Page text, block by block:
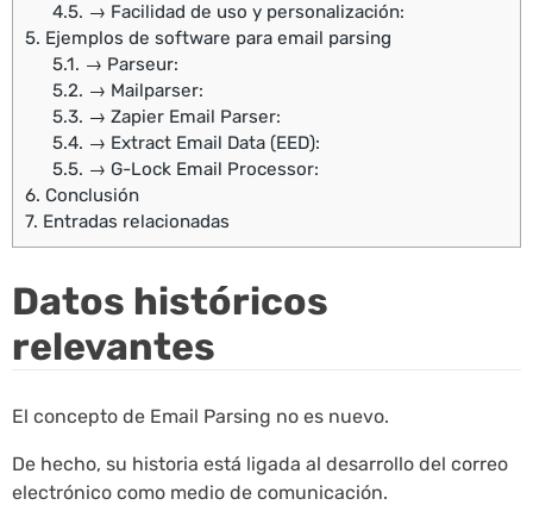
4.5. → Facilidad de uso y personalización:
5. Ejemplos de software para email parsing
5.1. → Parseur:
5.2. → Mailparser:
5.3. → Zapier Email Parser:
5.4. → Extract Email Data (EED):
5.5. → G-Lock Email Processor:
6. Conclusión
7. Entradas relacionadas
Datos históricos
relevantes
El concepto de Email Parsing no es nuevo.
De hecho, su historia está ligada al desarrollo del correo
electrónico como medio de comunicación.